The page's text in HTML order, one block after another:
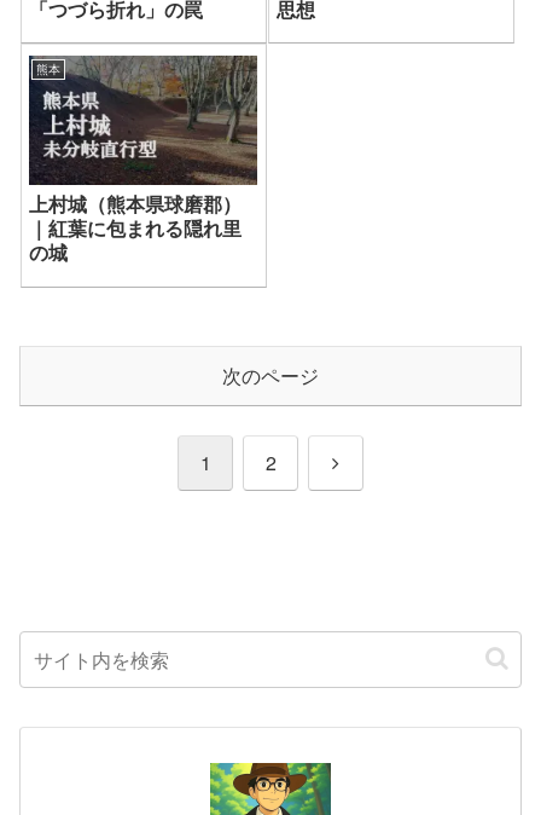
「つづら折れ」の罠
思想
熊本
上村城（熊本県球磨郡）
｜紅葉に包まれる隠れ里
の城
次のページ
1 2
次